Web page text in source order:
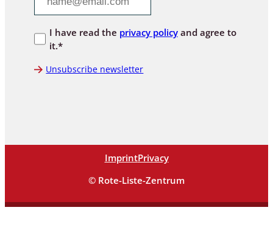
I have read the privacy policyand agree to
it.*
Unsubscribe newsletter
ImprintPrivacy
© Rote-Liste-Zentrum